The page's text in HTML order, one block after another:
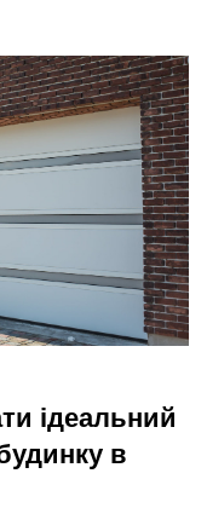
ідеальний
в